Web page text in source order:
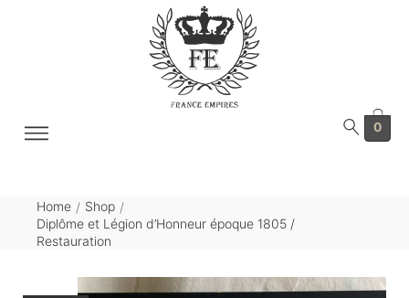
0
Home / Shop /
Diplôme et Légion d’Honneur époque 1805 /
Restauration